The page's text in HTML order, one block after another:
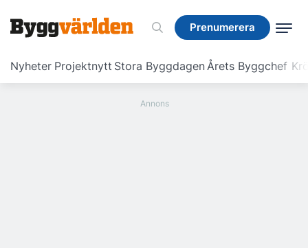
Prenumerera
Nyheter Projektnytt Stora ByggdagenÅrets Byggchef
Prenumerera